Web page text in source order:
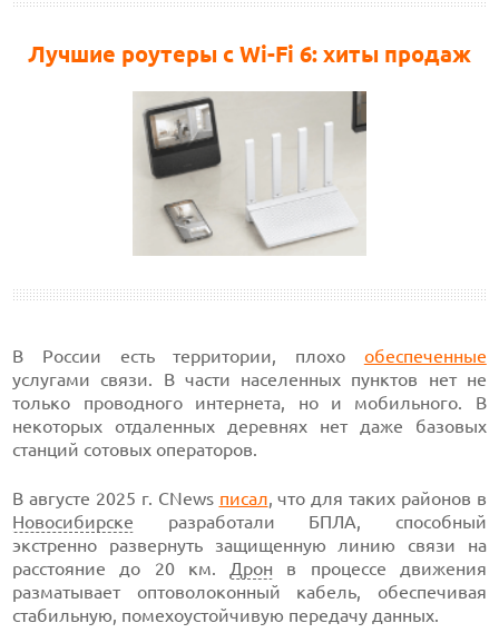
Лучшие роутеры с Wi-Fi 6: хиты продаж
В России есть территории, плохо обеспеченные
услугами связи. В части населенных пунктов нет не
только проводного интернета, но и мобильного. В
некоторых отдаленных деревнях нет даже базовых
станций сотовых операторов.
В августе 2025 г. CNews писал, что для таких районов в
Новосибирске разработали БПЛА, способный
экстренно развернуть защищенную линию связи на
расстояние до 20 км. Дрон в процессе движения
разматывает оптоволоконный кабель, обеспечивая
стабильную, помехоустойчивую передачу данных.